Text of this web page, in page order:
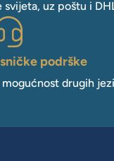
uz poštu i
podrške
drugih